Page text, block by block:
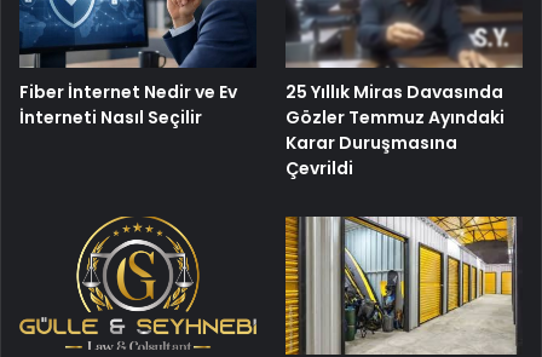
Fiber İnternet Nedir ve Ev
İnterneti Nasıl Seçilir
25 Yıllık Miras Davasında
Gözler Temmuz Ayındaki
Karar Duruşmasına
Çevrildi